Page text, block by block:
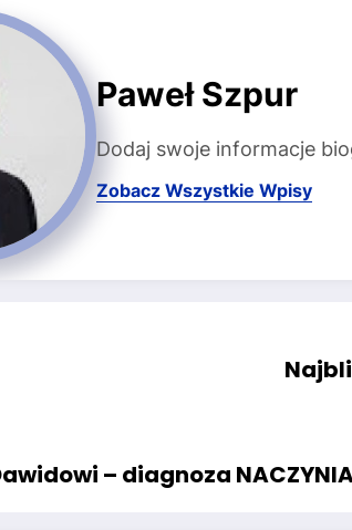
Paweł Szpur
Dodaj swoje informacje
Zobacz Wszystkie Wpisy
– diagnoza